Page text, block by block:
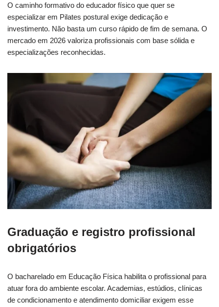
O caminho formativo do educador físico que quer se
especializar em Pilates postural exige dedicação e
investimento. Não basta um curso rápido de fim de semana. O
mercado em 2026 valoriza profissionais com base sólida e
especializações reconhecidas.
Graduação e registro profissional
obrigatórios
O bacharelado em Educação Física habilita o profissional para
atuar fora do ambiente escolar. Academias, estúdios, clínicas
de condicionamento e atendimento domiciliar exigem esse